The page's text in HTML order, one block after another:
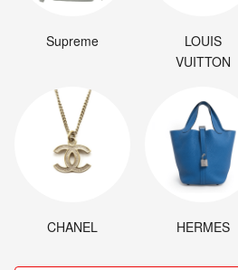
Supreme
LOUIS
VUITTON
CHANEL HERMES